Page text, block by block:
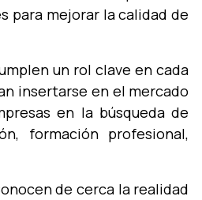
para mejorar la calidad de
un rol clave en cada
insertarse en el mercado
en la búsqueda de
formación profesional,
de cerca la realidad